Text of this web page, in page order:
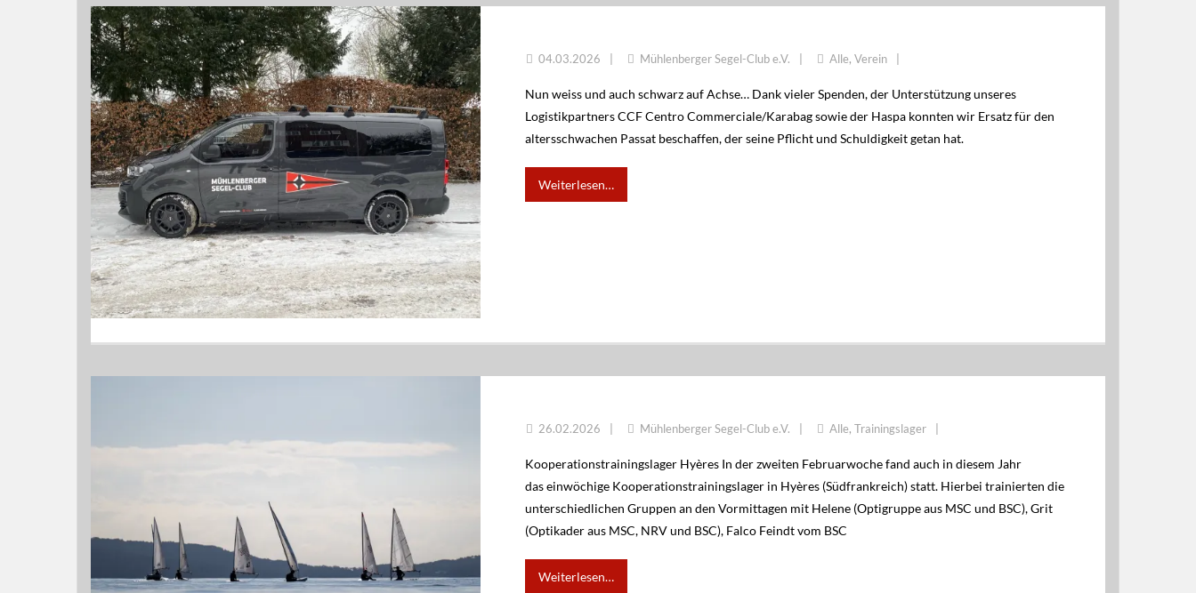
04.03.2026 Mühlenberger Segel-Club e.V. Alle, Verein
Nun weiss und auch schwarz auf Achse… Dank vieler Spenden, der Unterstützung unseres
Logistikpartners CCF Centro Commerciale/Karabag sowie der Haspa konnten wir Ersatz für den
altersschwachen Passat beschaffen, der seine Pflicht und Schuldigkeit getan hat.
Weiterlesen…
26.02.2026 Mühlenberger Segel-Club e.V. Alle, Trainingslager
Kooperationstrainingslager Hyères In der zweiten Februarwoche fand auch in diesem Jahr
das einwöchige Kooperationstrainingslager in Hyères (Südfrankreich) statt. Hierbei trainierten die
unterschiedlichen Gruppen an den Vormittagen mit Helene (Optigruppe aus MSC und BSC), Grit
(Optikader aus MSC, NRV und BSC), Falco Feindt vom BSC
Weiterlesen…